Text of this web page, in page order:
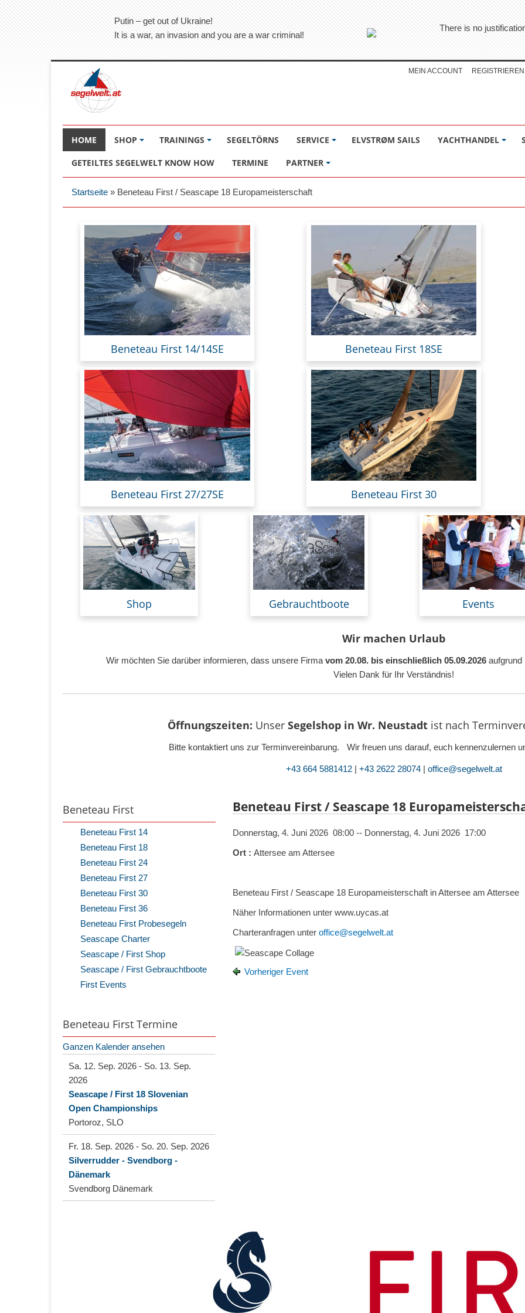
Putin – get out of Ukraine!
It is a war, an invasion and you are a war criminal!
There is no
MEIN ACCOUNT REGISTRIEREN
HOME SHOP TRAININGS SEGELTÖRNS SERVICE ELVSTRØM SAILS YACHTHANDEL
GETEILTES SEGELWELT KNOW HOW TERMINE PARTNER
Startseite » Beneteau First / Seascape 18 Europameisterschaft
Beneteau First 14/14SE Beneteau First 18SE
Beneteau First 27/27SE Beneteau First 30
Shop Gebrauchtboote Events
Wir machen Urlaub
Wir möchten Sie darüber informieren, dass unsere Firma vom 20.08. bis einschließlich 05.09.2026aufgrund
Vielen Dank für Ihr Verständnis!
Öffnungszeiten: Unser Segelshop in Wr. Neustadt ist nach
Bitte kontaktiert uns zur Terminvereinbarung. Wir freuen uns darauf, euch kennenzulernen
+43 664 5881412| +43 2622 28074| office@segelwelt.at
Beneteau First
Beneteau First 14
Beneteau First 18
Beneteau First 24
Beneteau First 27
Beneteau First 30
Beneteau First 36
Beneteau First Probesegeln
Seascape Charter
Seascape / First Shop
Seascape / First Gebrauchtboote
First Events
Beneteau First Termine
Ganzen Kalender ansehen
Sa. 12. Sep. 2026 - So. 13. Sep.
2026
Seascape / First 18 Slovenian
Open Championships
Portoroz, SLO
Fr. 18. Sep. 2026 - So. 20. Sep. 2026
Silverrudder - Svendborg -
Dänemark
Svendborg Dänemark
Beneteau First / Seascape 18
Donnerstag, 4. Juni 2026 08:00 -- Donnerstag, 4. Juni 2026 17:00
Ort : Attersee am Attersee
Beneteau First / Seascape 18 Europameisterschaft in Attersee am Attersee
Näher Informationen unter www.uycas.at
Charteranfragen unter office@segelwelt.at
Vorheriger Event